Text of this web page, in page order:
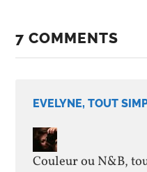
7 COMMENTS
EVELYNE, TOUT
Couleur ou N&B,